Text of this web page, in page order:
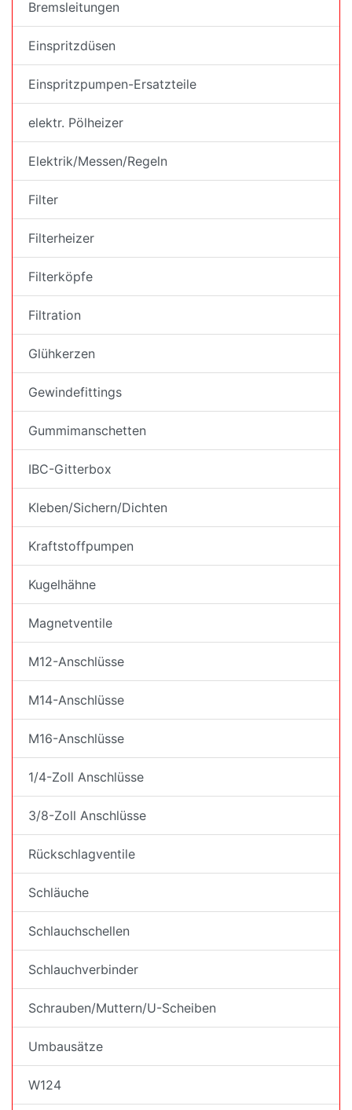
Bremsleitungen
Einspritzdüsen
Einspritzpumpen-Ersatzteile
elektr. Pölheizer
Elektrik/Messen/Regeln
Filter
Filterheizer
Filterköpfe
Filtration
Glühkerzen
Gewindefittings
Gummimanschetten
IBC-Gitterbox
Kleben/Sichern/Dichten
Kraftstoffpumpen
Kugelhähne
Magnetventile
M12-Anschlüsse
M14-Anschlüsse
M16-Anschlüsse
1/4-Zoll Anschlüsse
3/8-Zoll Anschlüsse
Rückschlagventile
Schläuche
Schlauchschellen
Schlauchverbinder
Schrauben/Muttern/U-Scheiben
Umbausätze
W124